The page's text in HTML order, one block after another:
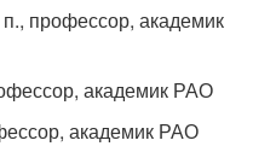
профессор, академик
академик РАО
академик РАО